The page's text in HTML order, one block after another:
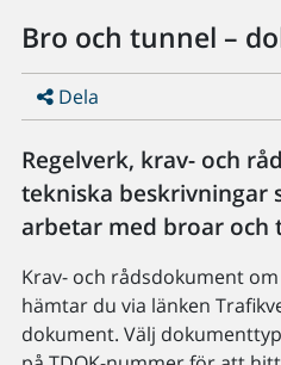
Bro och tunnel –
Dela
Regelverk, krav- och
tekniska beskrivningar
arbetar med broar och
Krav- och rådsdokument
hämtar du via länken
dokument. Välj